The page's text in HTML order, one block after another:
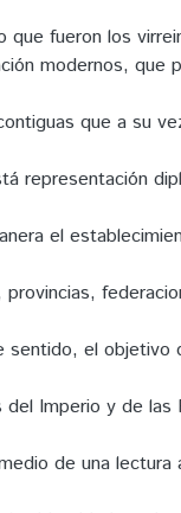
fueron los
modernos, que
que a su
representación
el
sentido, el objetivo
Imperio y de las
de una lectura